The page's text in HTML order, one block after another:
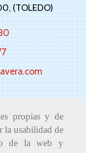
propias y de
la usabilidad de
de la web y
, (TOLEDO)